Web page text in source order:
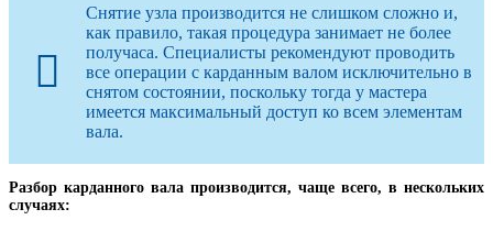
Снятие узла производится не слишком сложно и,
как правило, такая процедура занимает не более
получаса. Специалисты рекомендуют проводить
все операции с карданным валом исключительно в
снятом состоянии, поскольку тогда у мастера
имеется максимальный доступ ко всем элементам
вала.
Разбор карданного вала производится, чаще всего, в нескольких
случаях: